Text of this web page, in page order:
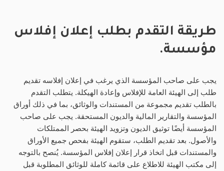
طريقة التقدم بطلب إعلان إفلاس
مؤسسة.
يجب على صاحب المؤسسة الذي يرغب في إعلان إفلاسه تقديم
طلب إلى الهيئة العامة للإفلاس وإعادة الهيكلة. يتطلب التقدم
بالطلب تقديم مجموعة من المستندات والوثائق، بما في ذلك أوراق
المؤسسة والتقارير المالية والديون المستحقة. يجب على صاحب
المؤسسة أيضًا توثيق الديون وتزويد الهيئة بحصر الممتلكات
والأصول. بعد تقديم الطلب، ستقوم الهيئة بفحص جميع الأوراق
والمستندات قبل اتخاذ قرار إعلان إفلاس المؤسسة. يُنصح بالتوجه
إلى مكتب الهيئة للاطلاع على قائمة كاملة للوثائق المطلوبة قبل